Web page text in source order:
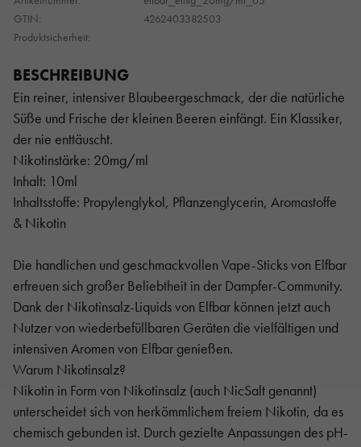
GTIN:
4262403382503
Produktsicherheit:
BESCHREIBUNG
Ein reiner, intensiver Blaubeergeschmack, der die natürliche
Süße und Frische der kleinen Beeren einfängt. Ein Klassiker,
der nie enttäuscht.
Nikotinstärke: 20mg/ml
Inhalt: 10ml
Inhaltsstoffe: Propylenglykol, Pflanzenglycerin, Aromastoffe
& Nikotin
Die handlichen und geschmackvollen Vape-Sticks von Elfbar
erfreuen sich großer Beliebtheit in der Dampfer-Community.
Dank der Nikotinsalz-Liquids von Elfbar können jetzt auch
Nutzer von wiederbefüllbaren Geräten die vielfältigen und
intensiven Aromen von Elfbar genießen.
Warum Nikotinsalz?
Nikotin in Form von Nikotinsalz (auch NicSalt genannt)
unterscheidet sich von herkömmlichem freiem Nikotin, da es
chemisch gebunden ist. Durch gezielte Anpassungen des pH-